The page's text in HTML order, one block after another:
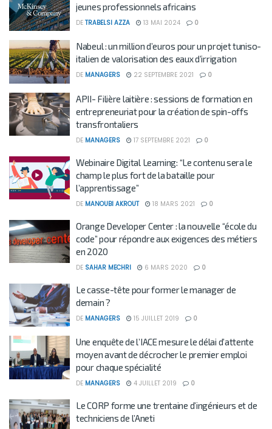
jeunes professionnels africains
DE TRABELSI AZZA 13 MAI 2024 0
Nabeul : un million d’euros pour un projet tuniso-
italien de valorisation des eaux d’irrigation
DE MANAGERS 22 SEPTEMBRE 2021 0
APII- Filière laitière : sessions de formation en
entrepreneuriat pour la création de spin-offs
transfrontaliers
DE MANAGERS 17 SEPTEMBRE 2021 0
Webinaire Digital Learning: “Le contenu sera le
champ le plus fort de la bataille pour
l’apprentissage”
DE MANOUBI AKROUT 18 MARS 2021 0
Orange Developer Center : la nouvelle “école du
code” pour répondre aux exigences des métiers
en 2020
DE SAHAR MECHRI 6 MARS 2020 0
Le casse-tête pour former le manager de
demain ?
DE MANAGERS 15 JUILLET 2019 0
Une enquête de l’IACE mesure le délai d’attente
moyen avant de décrocher le premier emploi
pour chaque spécialité
DE MANAGERS 4 JUILLET 2019 0
Le CORP forme une trentaine d’ingénieurs et de
techniciens de l’Aneti